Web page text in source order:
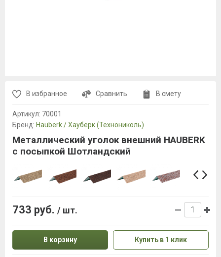
В избранное Сравнить В смету
Артикул: 70001
Бренд: Hauberk / Хауберк (Технониколь)
Металлический уголок внешний HAUBERK
с посыпкой Шотландский
733 руб. / шт.
В корзину Купить в 1 клик